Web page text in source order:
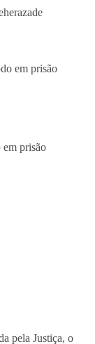
prisão